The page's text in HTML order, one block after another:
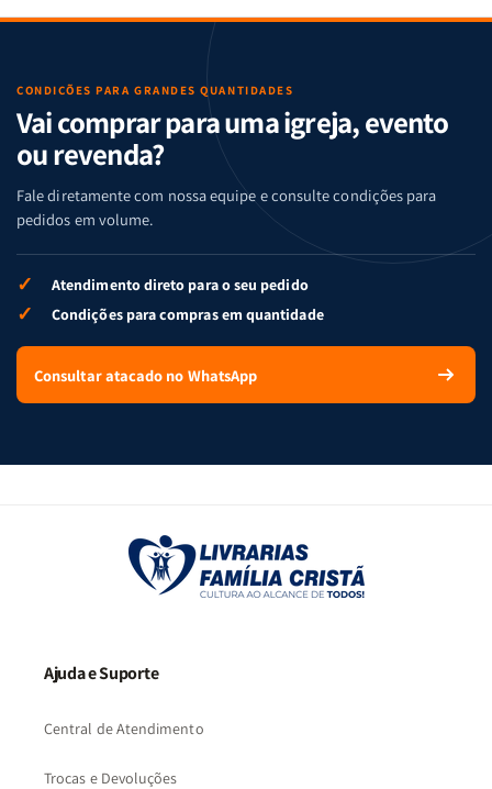
CONDIÇÕES PARA GRANDES QUANTIDADES
Vai comprar para uma igreja, evento
ou revenda?
Fale diretamente com nossa equipe e consulte condições para
pedidos em volume.
✓ Atendimento direto para o seu pedido
✓ Condições para compras em quantidade
Consultar atacado no WhatsApp
Ajuda e Suporte
Central de Atendimento
Trocas e Devoluções